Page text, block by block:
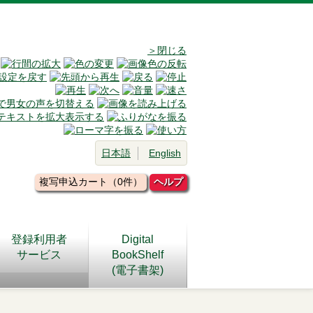
＞閉じる
日本語 English
複写申込カート（0件） ヘルプ
登録利用者
サービス
Digital
BookShelf
(電子書架)